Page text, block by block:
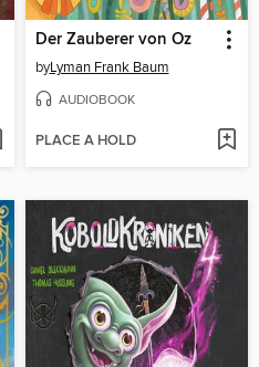
Der Zauberer von Oz
byLyman Frank Baum
AUDIOBOOK
PLACE A HOLD